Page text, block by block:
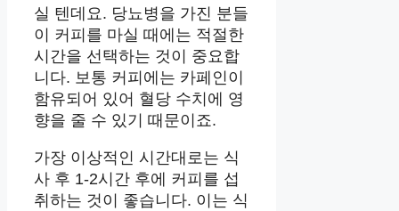
실 텐데요. 당뇨병을 가진 분들
이 커피를 마실 때에는 적절한
시간을 선택하는 것이 중요합
니다. 보통 커피에는 카페인이
함유되어 있어 혈당 수치에 영
향을 줄 수 있기 때문이죠.
가장 이상적인 시간대로는 식
사 후 1-2시간 후에 커피를 섭
취하는 것이 좋습니다. 이는 식